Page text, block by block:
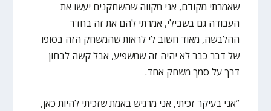
שאמרתי מקודם, אני מקווה שהשחקנים יעשו את
העבודה גם בשבילי, אמרתי להם את זה בחדר
ההלבשה, מאוד חשוב לי לראות שהמשחק הזה בסופו
של דבר כבר לא יהיה זה שמשפיע, אבל קשה לבחון
דרך על סמך משחק אחד.
”אני בעיקר זכיתי, אני מרגיש באמת שזכיתי להיות כאן,